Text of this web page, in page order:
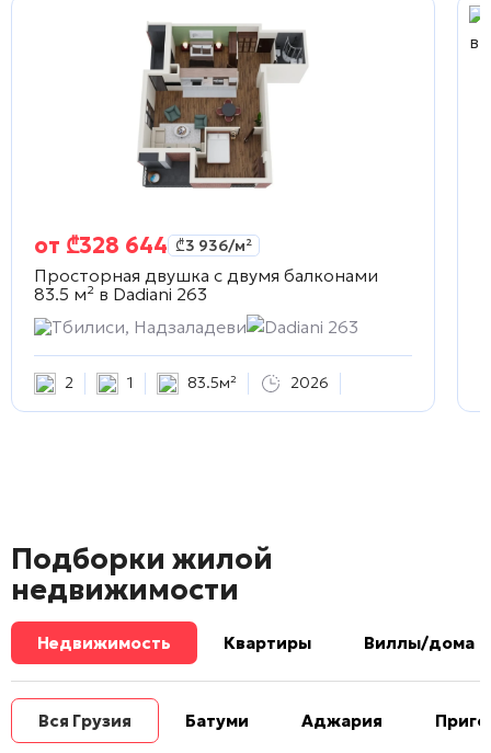
от ₾328 644 ₾3 936/м²
Просторная двушка с двумя балконами
83.5 м² в Dadiani 263
Тбилиси, Надзаладеви
Dadiani 263
2 1 83.5м² 2026
Подборки жилой
недвижимости
Недвижимость Квартиры Виллы/дома
Вся Грузия Батуми Аджария